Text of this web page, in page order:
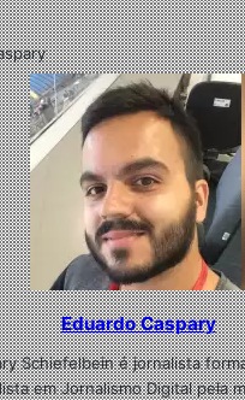
Eduardo Caspary
Schiefelbein é jornalista
em Jornalismo Digital pela